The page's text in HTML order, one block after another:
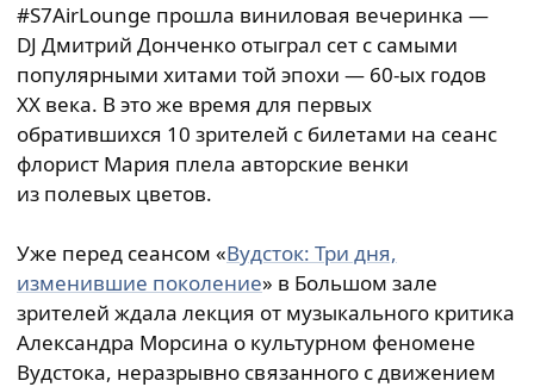
#S7AirLounge прошла виниловая вечеринка —
DJ Дмитрий Донченко отыграл сет с самыми
популярными хитами той эпохи — 60-ых годов
XX века. В это же время для первых
обратившихся 10 зрителей с билетами на сеанс
флорист Мария плела авторские венки
из полевых цветов.
Уже перед сеансом «Вудсток: Три дня,
изменившие поколение» в Большом зале
зрителей ждала лекция от музыкального критика
Александра Морсина о культурном феномене
Вудстока, неразрывно связанного с движением